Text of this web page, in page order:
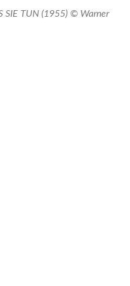
SIE TUN (1955) © Warner